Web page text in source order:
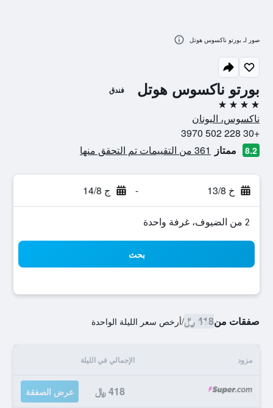
بورتو ناكسوس هوتل فندق
4 نجوم
ناكسوس، اليونان
+30 228 502 3970
8.2 ممتاز 361 من التقييمات تم التحقق منها
خ 13/8 - ج 14/8
2 من الضيوف، غرفة واحدة
بحث
صفقات من418 ﷼ /أرخص سعر الليلة الواحدة
مزود الإجمالي في الليلة
418 ﷼ عرض الصفقة
صور لـ بورتو ناكسوس هوتل